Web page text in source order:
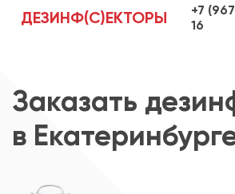
ДЕЗИНФ(С)ЕКТОРЫ
+7
16
Заказать
в